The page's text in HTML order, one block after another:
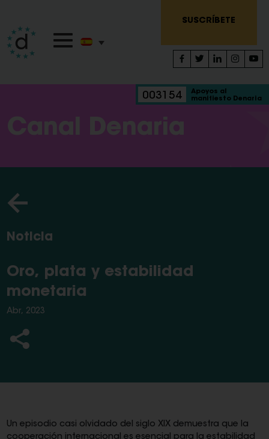
SUSCRÍBETE
003154
Apoyos al
manifiesto Denaria
Canal Denaria
Noticia
Oro, plata y estabilidad
monetaria
Abr, 2023
Un episodio casi olvidado del siglo XIX demuestra que la
cooperación internacional es esencial para la estabilidad